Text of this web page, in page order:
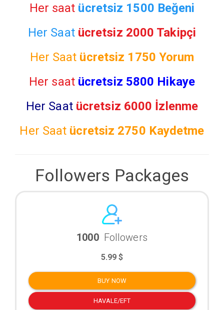
Her saat ücretsiz 1500 Beğeni
Her Saat ücretsiz 2000 Takipçi
Her Saat ücretsiz 1750 Yorum
Her saat ücretsiz 5800 Hikaye
Her Saat ücretsiz 6000 İzlenme
Her Saat ücretsiz 2750 Kaydetme
Followers Packages
1000 Followers
5.99 $
BUY NOW
HAVALE/EFT